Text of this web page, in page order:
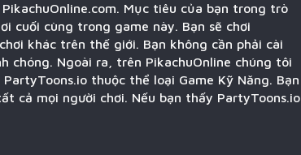
Mục tiêu của bạn trong trò
cuối cùng trong game này. Bạn sẽ chơi
khác trên thế giới. Bạn không cần phải cài
chóng. Ngoài ra, trên PikachuOnline chúng tôi
thuộc thể loại Game Kỹ Năng. Bạn
cả mọi người chơi. Nếu bạn thấy PartyToons.io